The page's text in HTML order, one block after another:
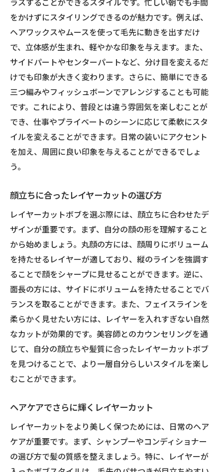
日常でも簡単！レイヤーカットボブのスタイリ
ング法
毎朝たった5分でできるスタイル
忙しい日々に役立つ時短テクニック
家でもできる簡単スタイリングレッスン
デイリースタイルをランクアップさせる方
法
初心者向け！簡単ヘアアレンジの基本
満足度を高めるヘアケアのポイント
時短スタイリングの秘密兵器
朝の貴重な時間を活かすヘアセット
プロが勧める簡単朝セットメソッド
寝ぐせを活かして魅力を引き出す法
朝の支度を楽にするスタイリングツール
ヘアセットが面倒な日はこうする！
髪の質感を引き立てるレイヤーカットボブのポ
イント
質感を活かすレイヤーカットの選び方
サロンでのケアと家でのケアの違い
髪質に合ったスタイリング剤の選び方
ツヤとボリュームを両立させる技
プロが教える質感アップの秘訣
新しい自分を発見！レイヤーカットボブで叶え
る美的変化
新しい自分を見つけるためのカット
をかけずにスタイリングできるのが魅力です。例えば、
ヘアワックスやムースを使って毛先に動きを出すだけ
で、立体感が生まれ、軽やかな印象を与えます。また、
サイドパートやセンターパートなど、分け目を変えるだ
けでも印象が大きく変わります。さらに、簡単にできる
三つ編みやフィッシュボーンでアレンジすることも可能
です。これにより、普段とは違う雰囲気を楽しむことが
でき、仕事やプライベートのシーンに応じて柔軟にスタ
イルを変えることができます。日常の装いにアクセント
を加え、周囲に良い印象を与えることができるでしょ
う。
顔立ちに合ったレイヤーカットの選び方
レイヤーカットボブを選ぶ際には、顔立ちに合わせたデ
ザインが重要です。まず、自分の顔の形を理解すること
から始めましょう。丸顔の方には、顔周りにボリューム
を持たせるレイヤーが適しており、縦のラインを強調す
ることで顔をシャープに見せることができます。逆に、
面長の方には、サイドにボリュームを持たせることでバ
ランスを取ることができます。また、フェイスラインを
柔らかく見せたい方には、レイヤーを入れすぎない自然
なカットが効果的です。美容師とのカウンセリングを通
じて、自分の顔立ちや髪質に合ったレイヤーカットボブ
を見つけることで、より一層自分らしいスタイルを楽し
むことができます。
ヘアケアでさらに輝くレイヤーカット
レイヤーカットをより美しく保つためには、日常のヘア
ケアが重要です。まず、シャンプーやコンディショナー
の選び方で髪の質感を整えましょう。特に、レイヤーが